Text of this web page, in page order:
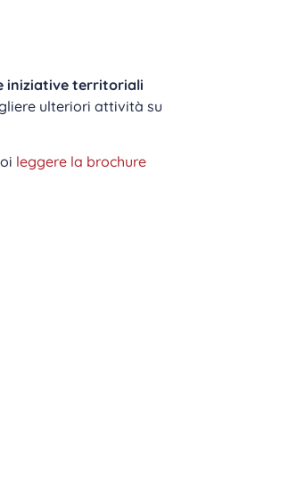
iniziative territoriali
ulteriori attività su
leggere la brochure